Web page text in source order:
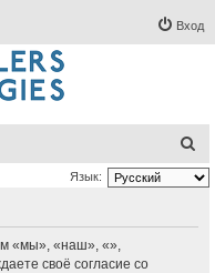
Вход
о
Язык:
«мы», «наш», «»,
своё согласие со